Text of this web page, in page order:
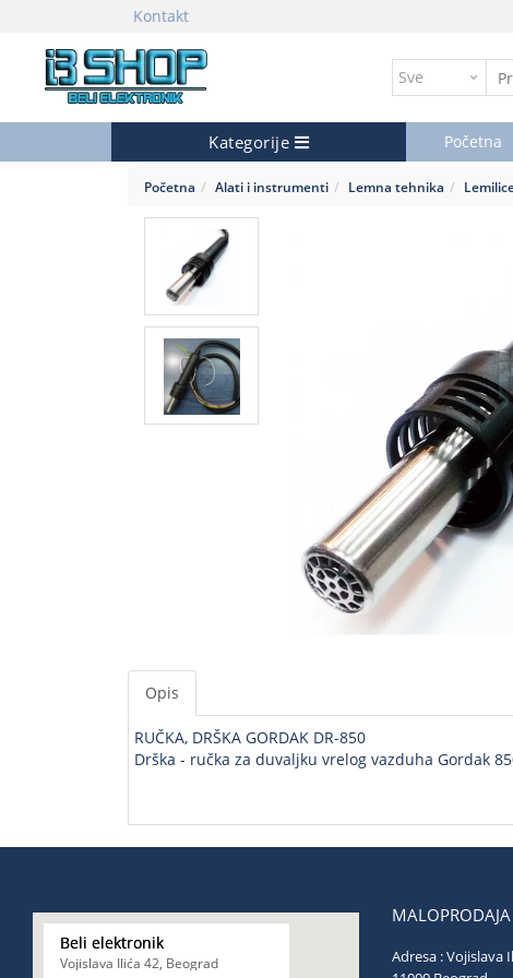
Kontakt
Kategorije Početna
Početna Alati i instrumenti Lemna tehnika
Opis
RUČKA, DRŠKA GORDAK DR-850
Drška - ručka za duvaljku vrelog vazduha Gordak
Beli elektronik
Vojislava Ilića 42, Beograd
MALOPRODAJA
Adresa : Vojislava